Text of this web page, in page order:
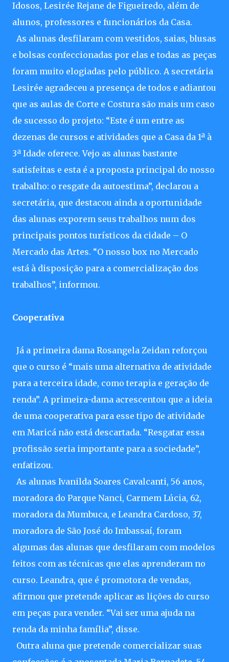
Idosos, Lesirée Rejane de Figueiredo, além de
alunos, professores e funcionários da Casa.
As alunas desfilaram com vestidos, saias, blusas
e bolsas confeccionadas por elas e todas as peças
foram muito elogiadas pelo público. A secretária
Lesirée agradeceu a presença de todos e adiantou
que as aulas de Corte e Costura são mais um caso
de sucesso do projeto: “Este é um entre as
dezenas de cursos e atividades que a Casa da 1ª à
3ª Idade oferece. Vejo as alunas bastante
satisfeitas e esta é a proposta principal do nosso
trabalho: o resgate da autoestima”, declarou a
secretária, que destacou ainda a oportunidade
das alunas exporem seus trabalhos num dos
principais pontos turísticos da cidade – O
Mercado das Artes. “O nosso box no Mercado
está à disposição para a comercialização dos
trabalhos”, informou.
Cooperativa
Já a primeira dama Rosangela Zeidan reforçou
que o curso é “mais uma alternativa de atividade
para a terceira idade, como terapia e geração de
renda”. A primeira-dama acrescentou que a ideia
de uma cooperativa para esse tipo de atividade
em Maricá não está descartada. “Resgatar essa
profissão seria importante para a sociedade”,
enfatizou.
As alunas Ivanilda Soares Cavalcanti, 56 anos,
moradora do Parque Nanci, Carmem Lúcia, 62,
moradora da Mumbuca, e Leandra Cardoso, 37,
moradora de São José do Imbassaí, foram
algumas das alunas que desfilaram com modelos
feitos com as técnicas que elas aprenderam no
curso. Leandra, que é promotora de vendas,
afirmou que pretende aplicar as lições do curso
em peças para vender. “Vai ser uma ajuda na
renda da minha família”, disse.
Outra aluna que pretende comercializar suas